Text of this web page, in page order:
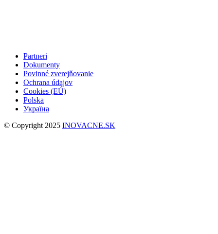
Partneri
Dokumenty
Povinné zverejňovanie
Ochrana údajov
Cookies (EÚ)
Polska
Україна
© Copyright 2025 INOVACNE.SK